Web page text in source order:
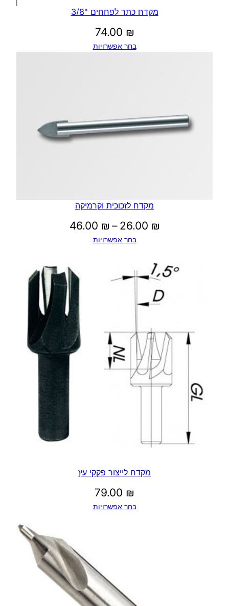
מקדח כתר לפחחים "3/8
74.00 ₪
בחר אפשרויות
מקדח לזכוכית וקרמיקה
26.00 ₪
–
46.00 ₪
עד
בחר אפשרויות
מקדח לייצור פקקי עץ
79.00 ₪
בחר אפשרויות